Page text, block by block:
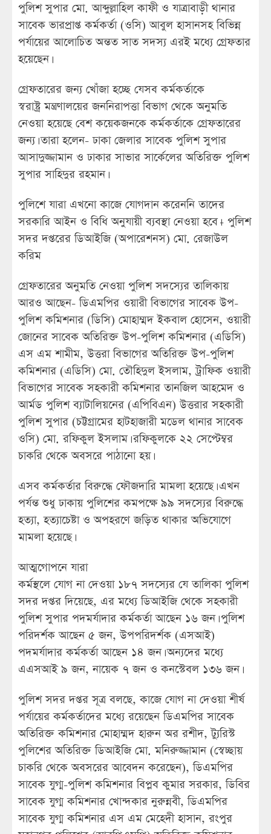
পুলিশ সুপার মো. আব্দুল্লাহিল কাফী ও যাত্রাবাড়ী থানার
সাবেক ভারপ্রাপ্ত কর্মকর্তা (ওসি) আবুল হাসানসহ বিভিন্ন
পর্যায়ের আলোচিত অন্তত সাত সদস্য এরই মধ্যে গ্রেফতার
হয়েছেন।
গ্রেফতারের জন্য খোঁজা হচ্ছে যেসব কর্মকর্তাকে
স্বরাষ্ট্র মন্ত্রণালয়ের জননিরাপত্তা বিভাগ থেকে অনুমতি
নেওয়া হয়েছে বেশ কয়েকজনকে কর্মকর্তাকে গ্রেফতারের
জন্য। তারা হলেন- ঢাকা জেলার সাবেক পুলিশ সুপার
আসাদুজ্জামান ও ঢাকার সাভার সার্কেলের অতিরিক্ত পুলিশ
সুপার সাহিদুর রহমান।
পুলিশে যারা এখনো কাজে যোগদান করেননি তাদের
সরকারি আইন ও বিধি অনুযায়ী ব্যবস্থা নেওয়া হবে।- পুলিশ
সদর দপ্তরের ডিআইজি (অপারেশনস) মো. রেজাউল
করিম
গ্রেফতারের অনুমতি নেওয়া পুলিশ সদস্যের তালিকায়
আরও আছেন- ডিএমপির ওয়ারী বিভাগের সাবেক উপ-
পুলিশ কমিশনার (ডিসি) মোহাম্মদ ইকবাল হোসেন, ওয়ারী
জোনের সাবেক অতিরিক্ত উপ-পুলিশ কমিশনার (এডিসি)
এস এম শামীম, উত্তরা বিভাগের অতিরিক্ত উপ-পুলিশ
কমিশনার (এডিসি) মো. তৌহিদুল ইসলাম, ট্রাফিক ওয়ারী
বিভাগের সাবেক সহকারী কমিশনার তানজিল আহমেদ ও
আর্মড পুলিশ ব্যাটালিয়নের (এপিবিএন) উত্তরার সহকারী
পুলিশ সুপার (চট্টগ্রামের হাটহাজারী মডেল থানার সাবেক
ওসি) মো. রফিকুল ইসলাম। রফিকুলকে ২২ সেপ্টেম্বর
চাকরি থেকে অবসরে পাঠানো হয়।
এসব কর্মকর্তার বিরুদ্ধে ফৌজদারি মামলা হয়েছে। এখন
পর্যন্ত শুধু ঢাকায় পুলিশের কমপক্ষে ৯৯ সদস্যের বিরুদ্ধে
হত্যা, হত্যাচেষ্টা ও অপহরণে জড়িত থাকার অভিযোগে
মামলা হয়েছে।
আত্মগোপনে যারা
কর্মস্থলে যোগ না দেওয়া ১৮৭ সদস্যের যে তালিকা পুলিশ
সদর দপ্তর দিয়েছে, এর মধ্যে ডিআইজি থেকে সহকারী
পুলিশ সুপার পদমর্যাদার কর্মকর্তা আছেন ১৬ জন। পুলিশ
পরিদর্শক আছেন ৫ জন, উপপরিদর্শক (এসআই)
পদমর্যাদার কর্মকর্তা আছেন ১৪ জন। অন্যদের মধ্যে
এএসআই ৯ জন, নায়েক ৭ জন ও কনস্টেবল ১৩৬ জন।
পুলিশ সদর দপ্তর সূত্র বলছে, কাজে যোগ না দেওয়া শীর্ষ
পর্যায়ের কর্মকর্তাদের মধ্যে রয়েছেন ডিএমপির সাবেক
অতিরিক্ত কমিশনার মোহাম্মদ হারুন অর রশীদ, ট্যুরিস্ট
পুলিশের অতিরিক্ত ডিআইজি মো. মনিরুজ্জামান (স্বেচ্ছায়
চাকরি থেকে অবসরের আবেদন করেছেন), ডিএমপির
সাবেক যুগ্ম-পুলিশ কমিশনার বিপ্লব কুমার সরকার, ডিবির
সাবেক যুগ্ম কমিশনার খোন্দকার নুরুন্নবী, ডিএমপির
সাবেক যুগ্ম কমিশনার এস এম মেহেদী হাসান, রংপুর